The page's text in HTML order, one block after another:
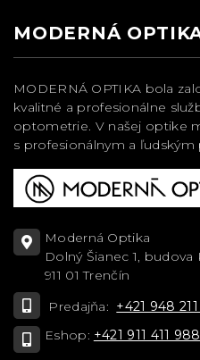
MODERNÁ
MODERNÁ OPTIKA bola
kvalitné a profesionálne
optometrie. V našej optike
s profesionálnym a
Moderná Optika
Dolný Šianec 1,
911 01 Trenčín
Predajňa: +421 948
Eshop: +421 911 411 988